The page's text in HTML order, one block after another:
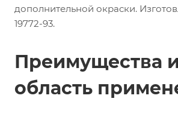
дополнительной окраски.
19772-93.
Преимущества и
область